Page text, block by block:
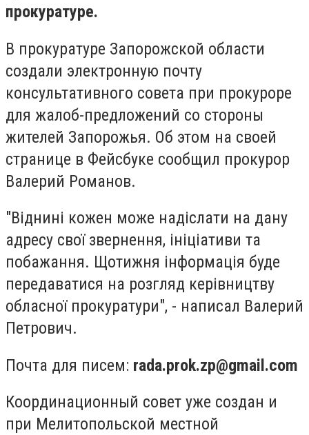
прокуратуре.
В прокуратуре Запорожской области
создали электронную почту
консультативного совета при прокуроре
для жалоб-предложений со стороны
жителей Запорожья. Об этом на своей
странице в Фейсбуке сообщил прокурор
Валерий Романов.
"Віднині кожен може надіслати на дану
адресу свої звернення, ініціативи та
побажання. Щотижня інформація буде
передаватися на розгляд керівництву
обласної прокуратури", - написал Валерий
Петрович.
Почта для писем: rada.prok.zp@gmail.com
Координационный совет уже создан и
при Мелитопольской местной